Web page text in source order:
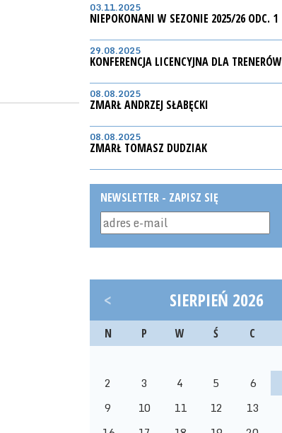
03.11.2025
NIEPOKONANI W SEZONIE 2025/26 ODC. 1
29.08.2025
KONFERENCJA LICENCYJNA DLA TRENERÓW
08.08.2025
ZMARŁ ANDRZEJ SŁABĘCKI
08.08.2025
ZMARŁ TOMASZ DUDZIAK
NEWSLETTER - ZAPISZ SIĘ
< SIERPIEŃ 2026
N P W Ś C
2
3 4 5 6
9
10 11 12 13